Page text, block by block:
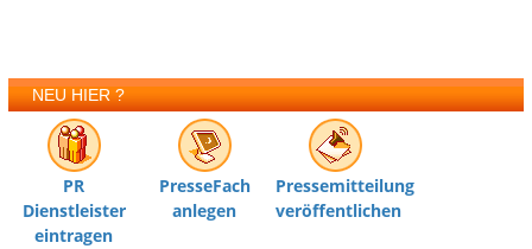
NEU HIER ?
PR
Dienstleister
eintragen
PresseFach
anlegen
Pressemitteilung
veröffentlichen